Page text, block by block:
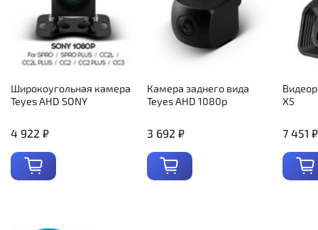
Широкоугольная камера
Teyes AHD SONY
4 922 ₽
Камера заднего вида
Teyes AHD 1080p
3 692 ₽
X5
7 451 ₽